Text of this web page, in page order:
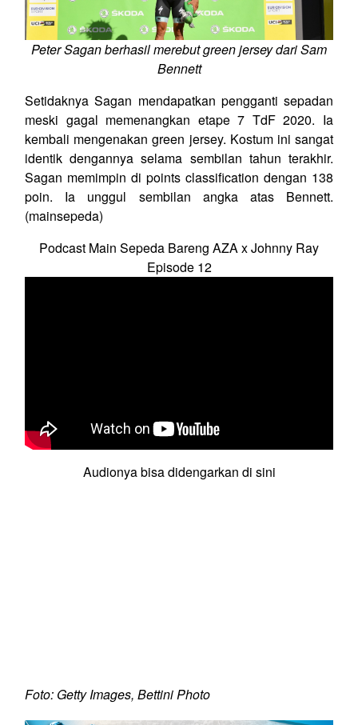
Peter Sagan berhasil merebut green jersey dari Sam
Bennett
Setidaknya Sagan mendapatkan pengganti sepadan
meski gagal memenangkan etape 7 TdF 2020. Ia
kembali mengenakan green jersey. Kostum ini sangat
identik dengannya selama sembilan tahun terakhir.
Sagan memimpin di points classification dengan 138
poin. Ia unggul sembilan angka atas Bennett.
(mainsepeda)
Podcast Main Sepeda Bareng AZA x Johnny Ray
Episode 12
Audionya bisa didengarkan di sini
Foto: Getty Images, Bettini Photo